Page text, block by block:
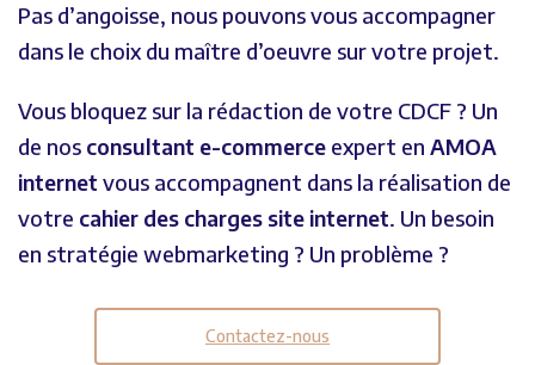
Pas d’angoisse, nous pouvons vous accompagner
dans le choix du maître d’oeuvre sur votre projet.
Vous bloquez sur la rédaction de votre CDCF ? Un
de nos consultant e-commerce expert en AMOA
internet vous accompagnent dans la réalisation de
votre cahier des charges site internet. Un besoin
en stratégie webmarketing ? Un problème ?
Contactez-nous